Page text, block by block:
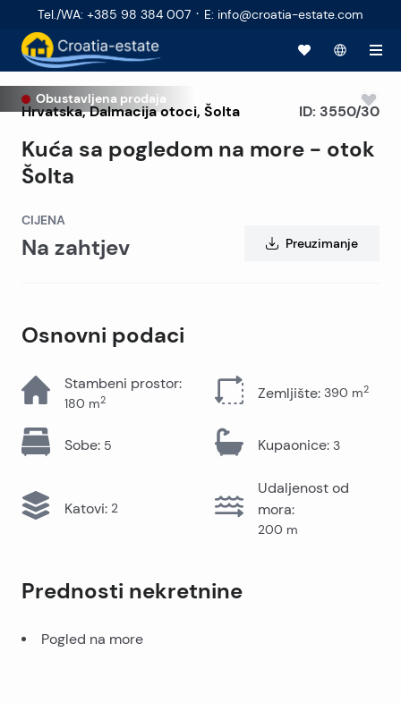
Tel./WA: +385 98 384 007 · E: info@croatia-estate.com
Obustavljena prodaja
Hrvatska,Dalmacija otoci, Šolta
Kuća sa pogledom na more - otok
Šolta
ID: 3550/30
CIJENA
Na zahtjev Preuzimanje
Osnovni podaci
Stambeni prostor:
180 m2 Zemljište: 390 m2
Sobe: 5 Kupaonice: 3
Katovi: 2
Udaljenost od
mora:
200 m
Prednosti nekretnine
Pogled na more